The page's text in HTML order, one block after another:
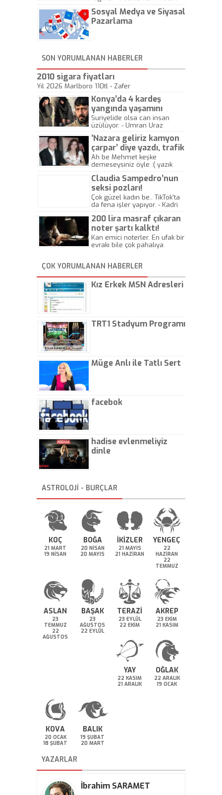
gösterisinin bu yarışmada
önemli olmadığını anlamıştır.
Sosyal Medya ve Siyasal
Pazarlama
SON YORUMLANAN HABERLER
2010 sigara fiyatları
Yıl 2026 Marlboro 110tl - Zafer
Konya’da 4 kardeş
yangında yaşamını
yitirdi
Suriyelide olsa can insan
üzülüyor. - Umran Uraz
’Nazara geliriz kamyon
çarpar’ diye yazdı, trafik
kazasında öldü!
Ah be Mehmet keşke
demeseysiniz öyle :( yazık
Claudia Sampedro’nun
seksi pozları!
Çok güzel kadın be.. TikTok'ta
da fena işler yapıyor. - Kadri
200 lira masraf çıkaran
noter şartı kalktı!
Kan emici noterler. En ufak bir
evrakı bile çok pahalıya
kaptırıyorsunuz. - Kayhan
Gezenti
ÇOK YORUMLANAN HABERLER
Kız Erkek MSN Adresleri
TRT1 Stadyum Programı
Müge Anlı ile Tatlı Sert
facebok
hadise evlenmeliyiz
dinle
ASTROLOJİ - BURÇLAR
KOÇ
21 MART
19 NİSAN
BOĞA
20 NİSAN
20 MAYIS
İKİZLER
21 MAYIS
21 HAZİRAN
YENGEÇ
22
HAZİRAN
22
TEMMUZ
ASLAN
23
TEMMUZ
22
AĞUSTOS
BAŞAK
23
AĞUSTOS
22 EYLÜL
TERAZİ
23 EYLÜL
22 EKİM
AKREP
23 EKİM
21 KASIM
YAY
22 KASIM
21 ARALIK
OĞLAK
22 ARALIK
19 OCAK
KOVA
20 OCAK
18 ŞUBAT
BALIK
19 ŞUBAT
20 MART
YAZARLAR
İbrahim SARAMET